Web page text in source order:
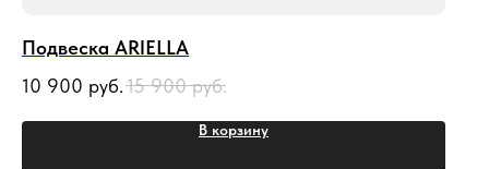
Подвеска ARIELLA
10 900 руб.15 900 руб.
В корзину